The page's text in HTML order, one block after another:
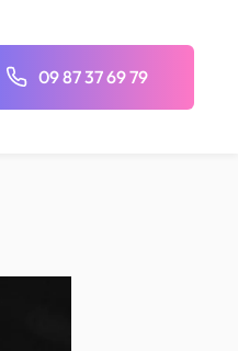
09 87 37 69 79